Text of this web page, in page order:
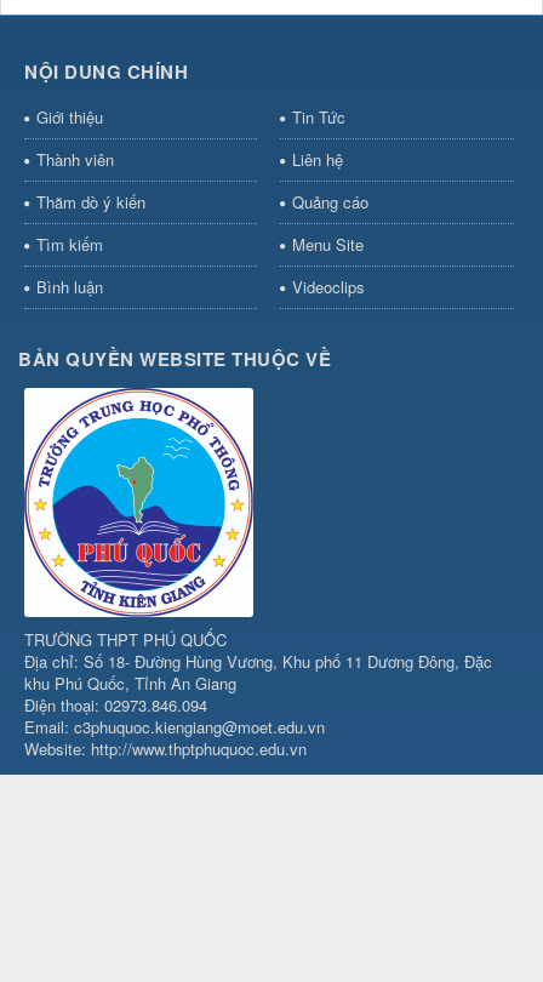
NỘI DUNG CHÍNH
Giới thiệu
Tin Tức
Thành viên
Liên hệ
Thăm dò ý kiến
Quảng cáo
Tìm kiếm
Menu Site
Bình luận
Videoclips
BẢN QUYỀN WEBSITE THUỘC VỀ
TRƯỜNG THPT PHÚ QUỐC
Địa chỉ: Số 18- Đường Hùng Vương, Khu phố 11 Dương Đông, Đặc
khu Phú Quốc, Tỉnh An Giang
Điện thoại: 02973.846.094
Email: c3phuquoc.kiengiang@moet.edu.vn
Website: http://www.thptphuquoc.edu.vn